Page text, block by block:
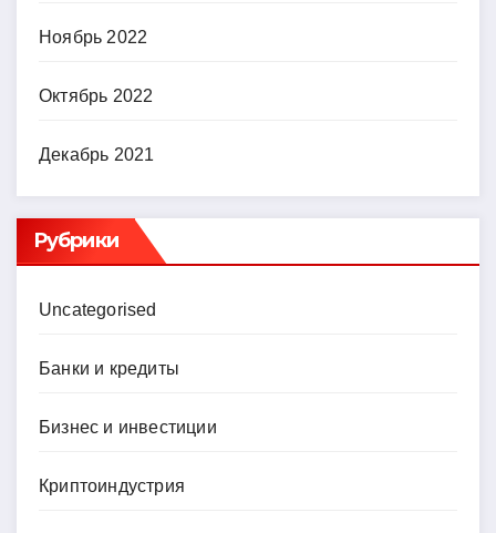
Ноябрь 2022
Октябрь 2022
Декабрь 2021
Рубрики
Uncategorised
Банки и кредиты
Бизнес и инвестиции
Криптоиндустрия